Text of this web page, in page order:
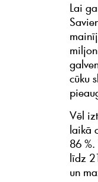
Lai
cūku
Vēl
laikā
86
līdz
un